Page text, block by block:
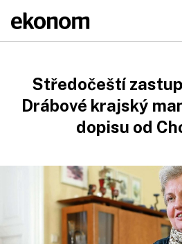
Středočeští
Drábové krajský
dopisu od